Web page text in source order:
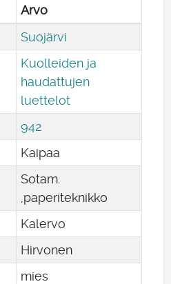
Arvo
Suojärvi
Kuolleiden ja
haudattujen
luettelot
942
Kaipaa
Sotam.
,paperiteknikko
Kalervo
Hirvonen
mies